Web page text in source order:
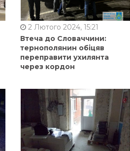
2 Лютого 2024, 15:21
Втеча до Словаччини:
тернополянин обіцяв
переправити ухилянта
через кордон